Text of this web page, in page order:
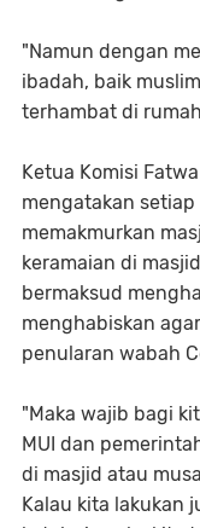
"Namun dengan
ibadah, baik
terhambat di
Ketua Komisi
mengatakan
memakmurkan
keramaian di
bermaksud
menghabiskan
penularan wabah
"Maka wajib bagi
MUI dan
di masjid atau
Kalau kita lakukan